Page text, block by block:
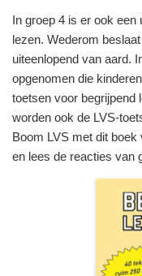
In groep 4 is er ook een
lezen. Wederom
uiteenlopend van aard.
opgenomen die
toetsen voor begrijpend
worden ook de LVS-
Boom LVS met dit boek
en lees de reacties van